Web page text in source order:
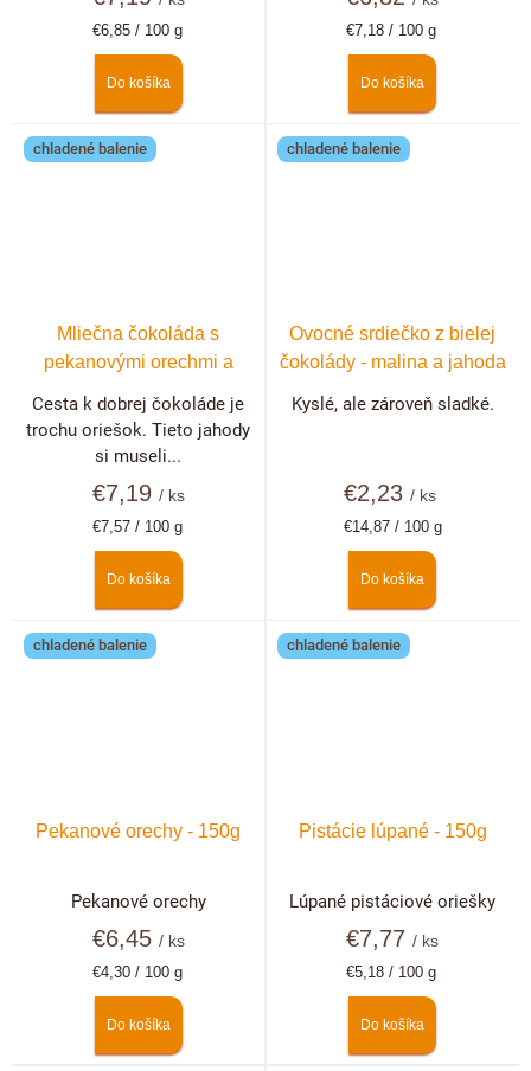
Jednotková
€6,85 / 100 g
Do košíka
Jednotková
€7,18 / 100 g
Do košíka
chladené balenie
Mliečna čokoláda s
pekanovými orechmi a
lyofilizovanými jahodami
€7,19 / ks
Jednotková
€7,57 / 100 g
Do košíka
Cesta k dobrej čokoláde je
trochu oriešok. Tieto jahody
si museli...
chladené balenie
Ovocné srdiečko z bielej
čokolády - malina a jahoda
€2,23 / ks
Jednotková
€14,87 / 100 g
Do košíka
Kyslé, ale zároveň sladké.
chladené balenie
Pekanové orechy - 150g
€6,45 / ks
Jednotková
€4,30 / 100 g
Do košíka
Pekanové orechy
chladené balenie
Pistácie lúpané - 150g
€7,77/ ks
Jednotková
€5,18 / 100 g
Do košíka
Lúpané pistáciové oriešky